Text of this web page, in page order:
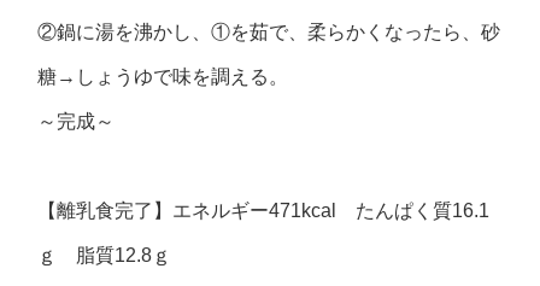
②鍋に湯を沸かし、①を茹で、柔らかくなったら、砂
糖→しょうゆで味を調える。
～完成～
【離乳食完了】エネルギー471kcal たんぱく質16.1
ｇ 脂質12.8ｇ